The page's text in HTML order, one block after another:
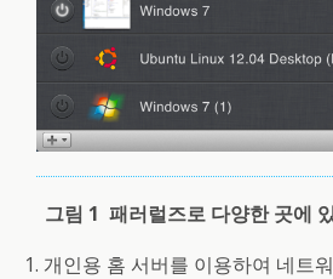
그림 1 패러럴즈로 다양한 곳에
1. 개인용 홈 서버를 이용하여 네트